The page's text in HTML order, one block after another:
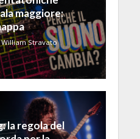
maggiore:
William Stravato
la regola del